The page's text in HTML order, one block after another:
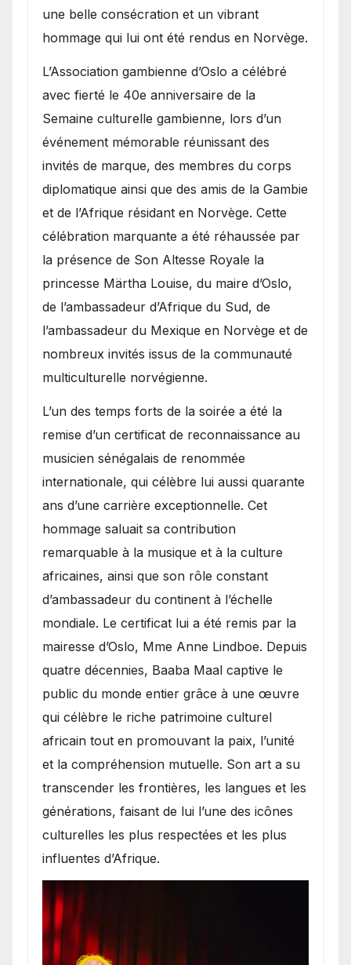
une belle consécration et un vibrant
hommage qui lui ont été rendus en Norvège.
​L’Association gambienne d’Oslo a célébré
avec fierté le 40e anniversaire de la
Semaine culturelle gambienne, lors d’un
événement mémorable réunissant des
invités de marque, des membres du corps
diplomatique ainsi que des amis de la Gambie
et de l’Afrique résidant en Norvège. Cette
célébration marquante a été réhaussée par
la présence de Son Altesse Royale la
princesse Märtha Louise, du maire d’Oslo,
de l’ambassadeur d’Afrique du Sud, de
l’ambassadeur du Mexique en Norvège et de
nombreux invités issus de la communauté
multiculturelle norvégienne.
​L’un des temps forts de la soirée a été la
remise d’un certificat de reconnaissance au
musicien sénégalais de renommée
internationale, qui célèbre lui aussi quarante
ans d’une carrière exceptionnelle. Cet
hommage saluait sa contribution
remarquable à la musique et à la culture
africaines, ainsi que son rôle constant
d’ambassadeur du continent à l’échelle
mondiale. Le certificat lui a été remis par la
mairesse d’Oslo, Mme Anne Lindboe. Depuis
quatre décennies, Baaba Maal captive le
public du monde entier grâce à une œuvre
qui célèbre le riche patrimoine culturel
africain tout en promouvant la paix, l’unité
et la compréhension mutuelle. Son art a su
transcender les frontières, les langues et les
générations, faisant de lui l’une des icônes
culturelles les plus respectées et les plus
influentes d’Afrique.